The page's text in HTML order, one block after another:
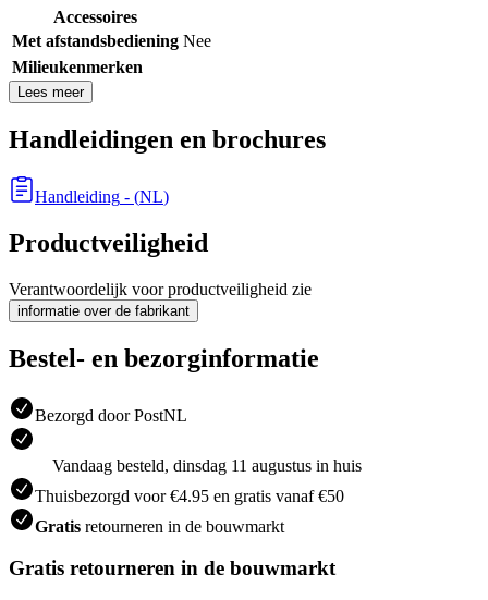
Accessoires
Met afstandsbediening Nee
Milieukenmerken
Lees meer
Handleidingen en brochures
Handleiding - (NL)
Productveiligheid
Verantwoordelijk voor productveiligheid zie
informatie over de fabrikant
Bestel- en bezorginformatie
Bezorgd door PostNL
Vandaag besteld, dinsdag 11 augustus in huis
Thuisbezorgd voor €4.95 en gratis vanaf €50
Gratis retourneren in de bouwmarkt
Gratis retourneren in de bouwmarkt